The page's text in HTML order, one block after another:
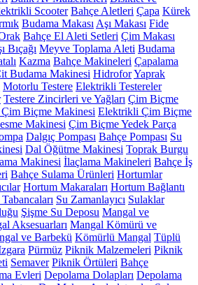
Scooter Bahçe Aletleri Çapa Kürek
Budama Makası Aşı Makası Fide
Bahçe El Aleti Setleri Çim Makası
Bıçağı Meyve Toplama Aleti Budama
Kazma Bahçe Makineleri Çapalama
Budama Makinesi HidroforYaprak
Motorlu Testere Elektrikli Testereler
Testere Zincirleri ve Yağları Çim Biçme
Biçme Makinesi Elektrikli Çim Biçme
Makinesi Çim Biçme Yedek Parça
Dalgıç Pompası Bahçe Pompası Su
Dal Öğütme Makinesi Toprak Burgu
Makinesi İlaçlama Makineleri Bahçe İş
Bahçe Sulama Ürünleri Hortumlar
Hortum Makaraları Hortum Bağlantı
Su Zamanlayıcı Sulaklar
Şişme Su Deposu Mangal ve
Aksesuarları Mangal Kömürü ve
ve Barbekü Kömürlü Mangal Tüplü
Pürmüz Piknik Malzemeleri Piknik
Semaver Piknik Örtüleri Bahçe
Evleri Depolama Dolapları Depolama